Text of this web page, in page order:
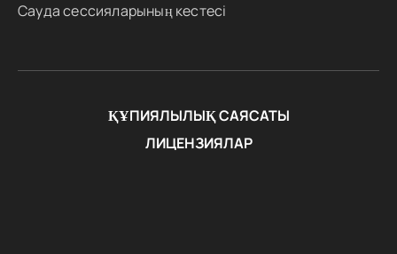
Сауда сессияларының кестесі
ҚҰПИЯЛЫЛЫҚ САЯСАТЫ
ЛИЦЕНЗИЯЛАР